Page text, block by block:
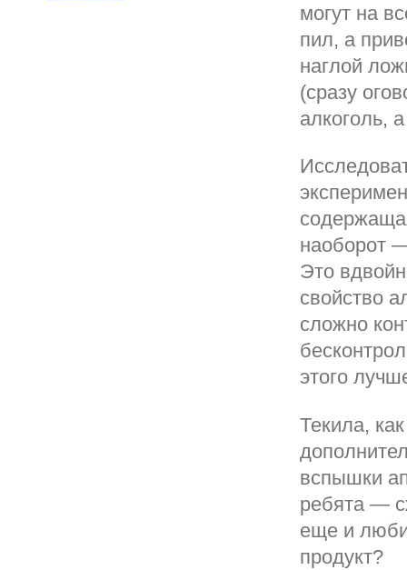
могут на
пил, а
наглой
(сразу
алкоголь,
наоборот
Это
свойство
сложно
этого
Текила,
вспышки
ребята —
еще и
продукт?